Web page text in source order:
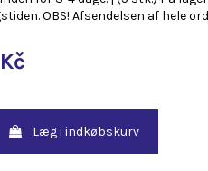
OBS! Afsendelsen af hele
Læg i indkøbskurv